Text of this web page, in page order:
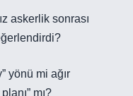
askerlik sonrası
yönü mi ağır
mı?